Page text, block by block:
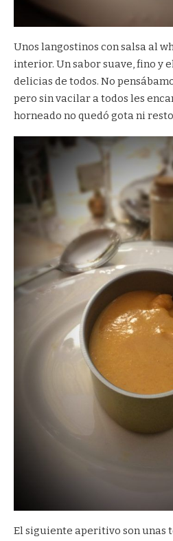
Unos langostinos con salsa al
interior. Un sabor suave, fino y
delicias de todos. No
pero sin vacilar a todos les
horneado no quedó gota ni
El siguiente aperitivo son unas